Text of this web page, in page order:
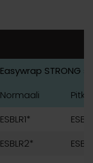
Easywrap STRONG
Normaali
Pitkä
ESBLR1*
ESBLR2*